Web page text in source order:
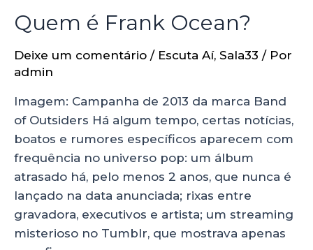
Quem é Frank Ocean?
Deixe um comentário / Escuta Aí, Sala33 / Por
admin
Imagem: Campanha de 2013 da marca Band
of Outsiders Há algum tempo, certas notícias,
boatos e rumores específicos aparecem com
frequência no universo pop: um álbum
atrasado há, pelo menos 2 anos, que nunca é
lançado na data anunciada; rixas entre
gravadora, executivos e artista; um streaming
misterioso no Tumblr, que mostrava apenas